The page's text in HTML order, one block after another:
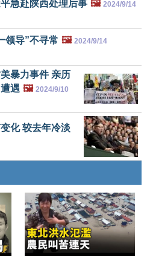
急赴陕西处理后事 🖼️ 2024/9/14
领导”不寻常 🖼️ 2024/9/14
暴力事件 亲历
遇 🖼️ 2024/9/10
化 较去年冷淡